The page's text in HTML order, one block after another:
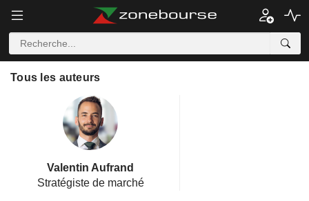
Tous les auteurs
Valentin Aufrand
Stratégiste de marché